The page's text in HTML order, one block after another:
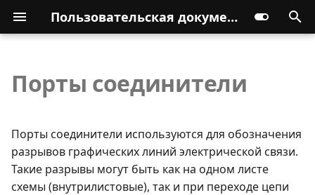
Пользовательская документация
Порты соединители
Порты соединители используются для обозначения
разрывов графических линий электрической связи.
Такие разрывы могут быть как на одном листе
схемы (внутрилистовые), так и при переходе цепи